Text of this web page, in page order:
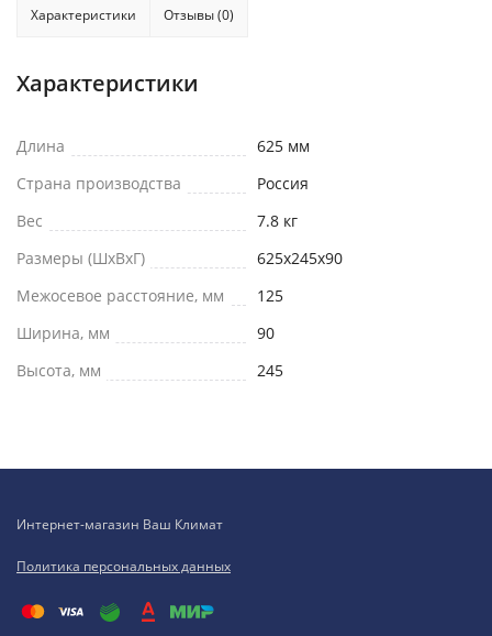
Характеристики Отзывы (0)
Характеристики
Длина
625 мм
Страна производства
Россия
Вес
7.8 кг
Размеры (ШxВxГ)
625х245х90
Межосевое расстояние, мм
125
Ширина, мм
90
Высота, мм
245
Интернет-магазин Ваш Климат
Политика персональных данных